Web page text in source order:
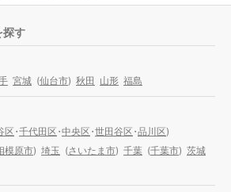
探す
宮城 (仙台市) 秋田 山形 福島
区・千代田区・中央区・世田谷区・品川区)
模原市) 埼玉 (さいたま市) 千葉 (千葉市) 茨城